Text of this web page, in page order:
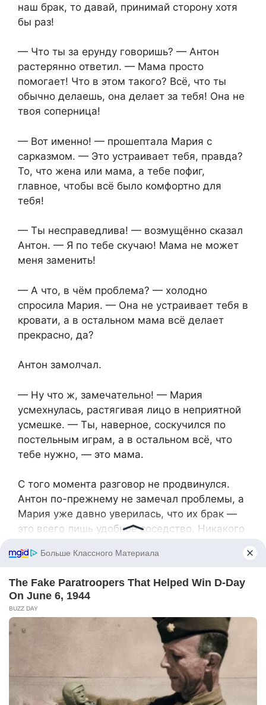
наш брак, то давай, принимай сторону хотя
бы раз!
— Что ты за ерунду говоришь? — Антон
растерянно ответил. — Мама просто
помогает! Что в этом такого? Всё, что ты
обычно делаешь, она делает за тебя! Она не
твоя соперница!
— Вот именно! — прошептала Мария с
сарказмом. — Это устраивает тебя, правда?
То, что жена или мама, а тебе пофиг,
главное, чтобы всё было комфортно для
тебя!
— Ты несправедлива! — возмущённо сказал
Антон. — Я по тебе скучаю! Мама не может
меня заменить!
— А что, в чём проблема? — холодно
спросила Мария. — Она не устраивает тебя в
кровати, а в остальном мама всё делает
прекрасно, да?
Антон замолчал.
— Ну что ж, замечательно! — Мария
усмехнулась, растягивая лицо в неприятной
усмешке. — Ты, наверное, соскучился по
постельным играм, а в остальном всё, что
тебе нужно, — это мама.
С того момента разговор не продвинулся.
Антон по-прежнему не замечал проблемы, а
Мария уже давно уверилась, что их брак —
это всего лишь удобное соседство. Никакого
удобства.
Через пару дней, не выдержав больше,
Мария пошла к юристу. На консультации ей
объяснили все юридические тонкости
развода: имущество, права, как делить всё,
И вот, вечером того же дня, когда она
вернулась домой, на её телефоне появился